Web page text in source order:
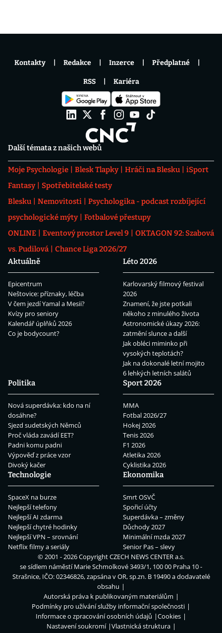
Další témata z našich webů
Moje Psychologie Blesk Tlapky Hráči na Blesku
iSport
Fantasy
Spotřebitelské testy
Blesku
Nemovitosti
Psychologika - podcast rozbíjející
psychologické mýty
Fotbalové přestupy
ONLINE
Eventový prostor Level 9
OKTAGON 92: Szabová
vs. Pudilová
Chance Liga 2026/27
Aktuálně
Epicentrum
Neštovice: příznaky, léčba
V čem jezdí Yamal a Mesii?
Kvízy pro seniory
Kalendář úplňků 2026
Co je bodycount?
Léto 2026
Karlovarský filmový festival
2026
Znamení, že jste potkali
někoho z minulého života
Astronomické úkazy 2026:
zatmění slunce a další
Jak obléci miminko při
vysokých teplotách?
Jak na dokonalé letní mojito
6 lehkých letních salátů
Politika
Nová superdávka: kdo na ní
dosáhne?
Sjezd sudetských Němců
Proč vláda zavádí EET?
Padni komu padni
Výpověď z práce vzor
Divoký kačer
Sport 2026
MMA
Fotbal 2026/27
Hokej 2026
Tenis 2026
F1 2026
Atletika 2026
Cyklistika 2026
Technologie
SpaceX na burze
Nejlepší telefony
Nejlepší AI zdarma
Nejlepší chytré hodinky
Nejlepší VPN – srovnání
Netflix filmy a seriály
Ekonomika
Smrt OSVČ
Spořicí účty
Superdávka – změny
Důchody 2027
Minimální mzda 2027
Senior Pas – slevy
Kontakty Redakce Inzerce Předplatné
RSS Kariéra
© 2001 - 2026 CopyrightCZECH NEWS CENTER a.s.
se sídlem náměstí Marie Schmolkové 3493/1, 100 00 Praha 10 -
Strašnice, IČO: 02346826, zapsána v OR, sp.zn. B 19490 a dodavatelé
obsahu
Autorská práva k publikovaným materiálům
Podmínky pro užívání služby informační společnosti
Informace o zpracování osobních údajů
Cookies
Nastavení soukromí
Vlastnická struktura